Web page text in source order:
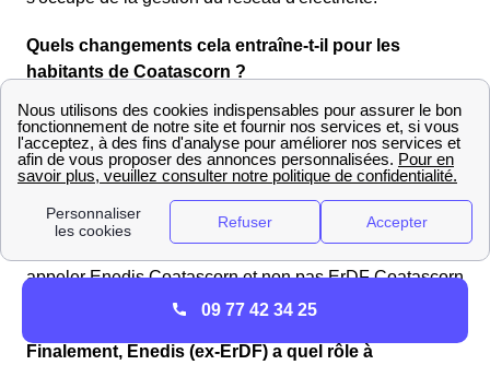
Quels changements cela entraîne-t-il pour les
habitants de Coatascorn ?
Les Coatascornais peuvent toujours s'adresser à Enedis
pour les mêmes raisons qu'auparavant, c'est-à-dire les
demandes de raccordement au réseau électrique,
d'intervention sur leur compteur électrique ou de
dépannage d'urgence entre autres. Le fait que le
appeler Enedis Coatascorn et non pas ErDF Coatascorn
ne change rien pour eux.
Finalement, Enedis (ex-ErDF) a quel rôle à
09 77 42 34 25